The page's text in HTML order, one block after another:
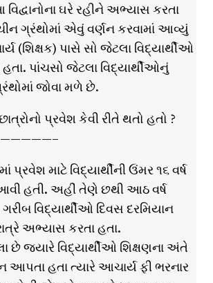
ઘરે રહીને અભ્યાસ કરતા
ગ્રંથોમાં એવું વર્ણન કરવામાં આવ્યું
(શિક્ષક) પાસે સો જેટલા વિદ્યાર્થીઓ
પાંચસો જેટલા વિદ્યાર્થીઓનું
જોવા મળે છે.
પ્રવેશ કેવી રીતે થતો હતો ?
પ્રવેશ માટે વિદ્યાર્થીની ઉંમર ૧૬ વર્ષ
આવી હતી. અહીં તેણે છથી આઠ વર્ષ
વિદ્યાર્થીઓ દિવસ દરમિયાન
અભ્યાસ કરતા હતા.
છે જ્યારે વિદ્યાર્થીઓ શિક્ષણના અંતે
આપતા હતા ત્યારે આચાર્ય ફી ભરનાર